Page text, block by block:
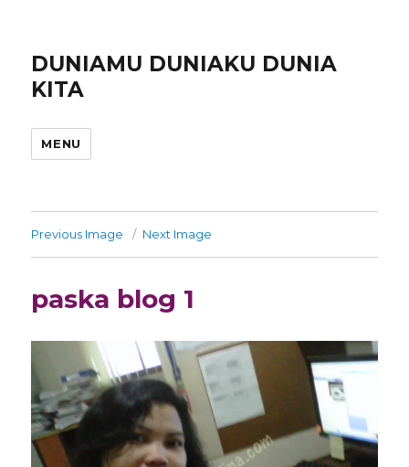
DUNIAMU DUNIAKU DUNIA
KITA
MENU
Previous Image Next Image
paska blog 1